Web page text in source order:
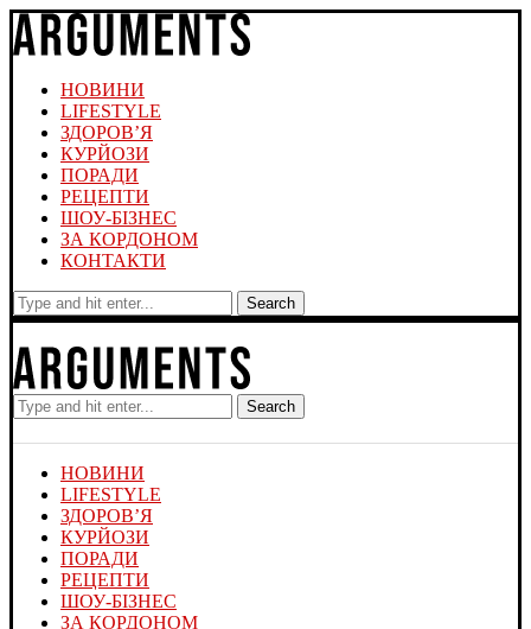
НОВИНИ
LIFESTYLE
ЗДОРОВ’Я
КУРЙОЗИ
ПОРАДИ
РЕЦЕПТИ
ШОУ-БІЗНЕС
ЗА КОРДОНОМ
КОНТАКТИ
Search
Search
НОВИНИ
LIFESTYLE
ЗДОРОВ’Я
КУРЙОЗИ
ПОРАДИ
РЕЦЕПТИ
ШОУ-БІЗНЕС
ЗА КОРДОНОМ